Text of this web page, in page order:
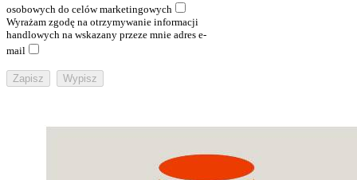
osobowych do celów marketingowych
Wyrażam zgodę na otrzymywanie informacji
handlowych na wskazany przeze mnie adres e-
mail